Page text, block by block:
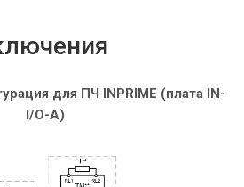
для ПЧ INPRIME (плата IN-
I/O-A)